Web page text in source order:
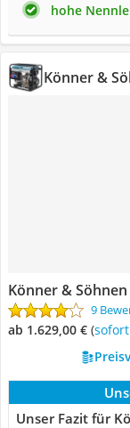
hohe
Könner &
Könner & Söhnen
9
ab 1.629,00 € (
Unser Fazit für